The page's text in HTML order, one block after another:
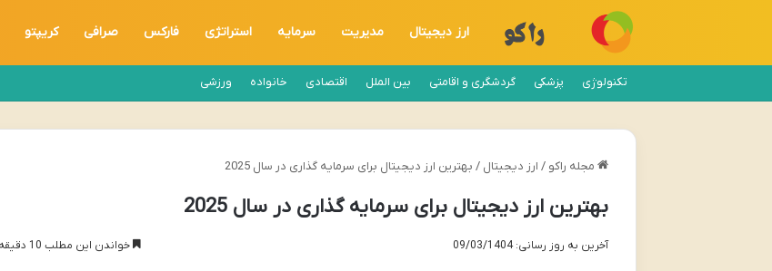
ارز دیجیتال مدیریت سرمایه استراتژی فارکس صرافی کریپتو
تکنولوژی پزشکی گردشگری و اقامتی بین الملل اقتصادی خانواده ورزشی
مجله راکو / ارز دیجیتال / بهترین ارز دیجیتال برای سرمایه گذاری در سال 2025
بهترین ارز دیجیتال برای سرمایه گذاری در سال 2025
آخرین به روز رسانی: 09/03/1404 خواندن این مطلب 10 دقیقه زمان میبرد